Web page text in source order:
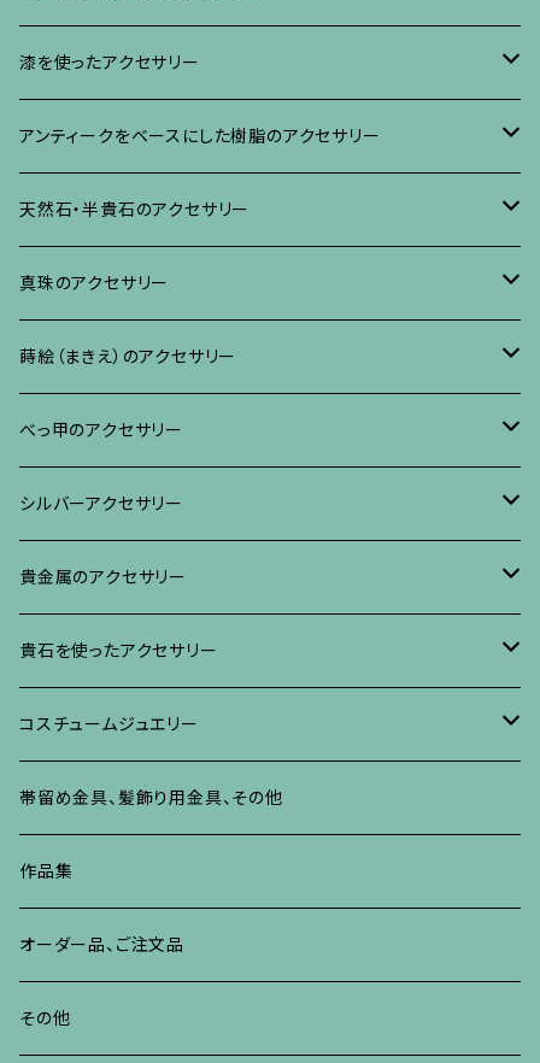
イヤリング・ピアス
ネックレス、その他
ブローチ
イヤリング、ピアス
ネックレス、ペンダント
ブレスレット、バングル、その他
漆を使ったアクセサリー
ブローチ
イヤリング・ピアス
ネックレス・ペンダント
リング
ブレスレット・バングル、その他
アンティークをベースにした樹脂のアクセサリー
ブローチ
イヤリング・ピアス
ネックレス、ペンダント
ブレスレット、その他
天然石・半貴石のアクセサリー
ブローチ
イヤリング・ピアス
ネックレス、ペンダント
リング
ブレスレット、その他
真珠のアクセサリー
ブローチ
イヤリング・ピアス
ネックレス、ペンダント
リング
ブレスレット、その他
蒔絵（まきえ）のアクセサリー
べっ甲に蒔絵のアクセサリー
ブローチ
イヤリング・ピアス
真珠に蒔絵のアクセサリー
ブローチ
イヤリング、ピアス
水晶に蒔絵のアクセサリー
ブローチ
イヤリング、ピアス
朴の木やポプラに蒔絵のアクセサリー
ブローチ
イヤリング・ピアス
その他の蒔絵のアクセサリー
べっ甲のアクセサリー
ブローチ
イヤリング、ピアス
ネックレス、ペンダント
リング
ブレスレット、バングル、その他
シルバーアクセサリー
ブローチ
イヤリング、ピアス
ネックレス、ペンダント
リング
ブレスレット、バングル、その他
貴金属のアクセサリー
ブローチ
イヤリング、ピアス
ネックレス、ペンダント
ブレスレット、その他
リング
貴石を使ったアクセサリー
ブローチ
イヤリング、ピアス
ネックレス、ペンダント
リング
ブレスレット、バングル
コスチュームジュエリー
ブローチ
イヤリング、ピアス
ネックレス、ペンダント
リング
帯留め金具、髪飾り用金具、その他
作品集
オーダー品、ご注文品
その他